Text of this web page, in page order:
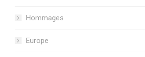
Hommages
Europe